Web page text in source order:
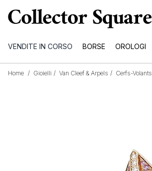
VENDITE IN CORSO BORSE OROLOGI
Home / Gioielli / Van Cleef & Arpels / Cerfs-Volants